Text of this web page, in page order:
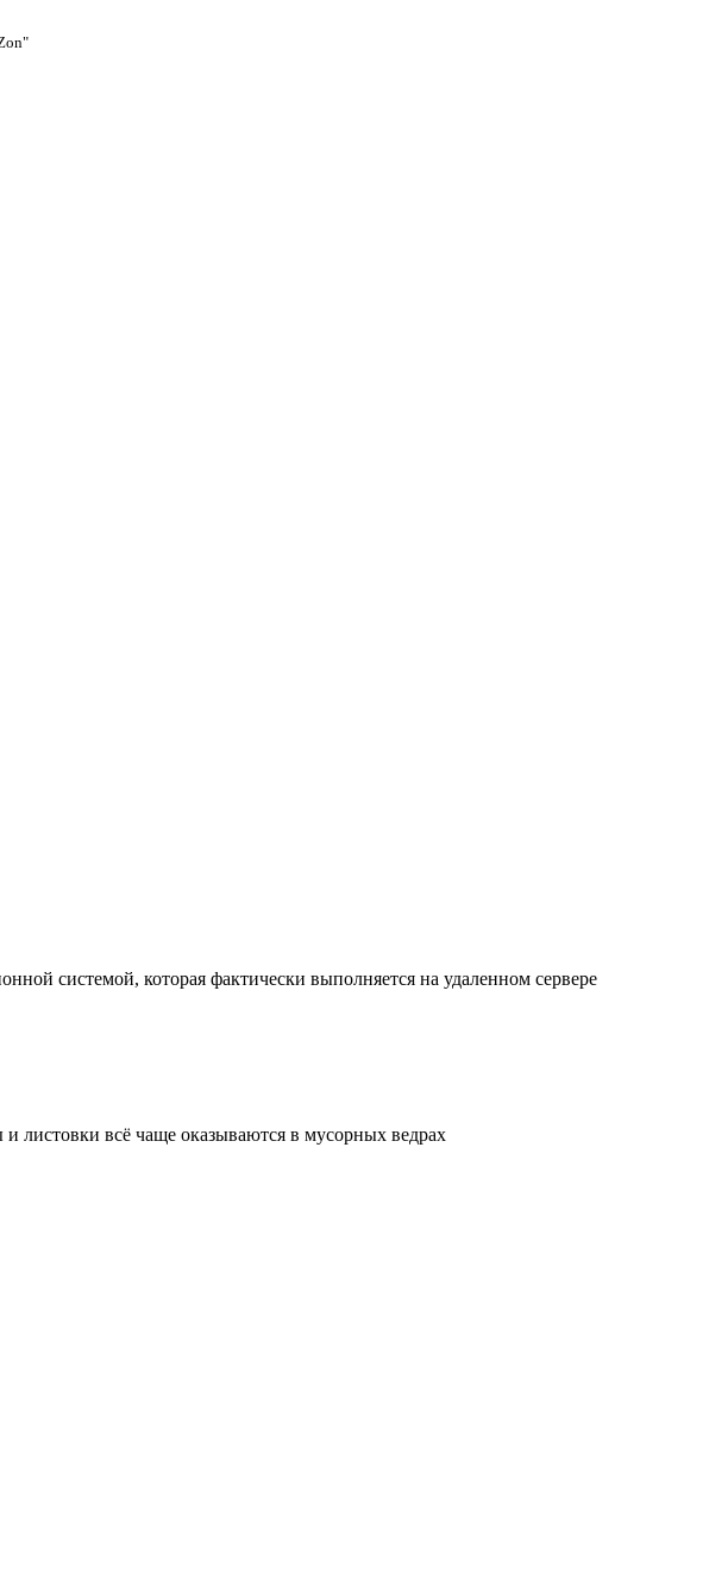
системой, которая фактически выполняется на удаленном сервере
листовки всё чаще оказываются в мусорных ведрах